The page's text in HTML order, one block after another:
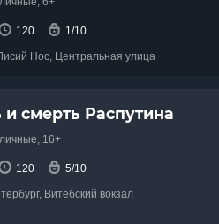
120 1/10
Нос, Центральная улица
смерть Распутина
16+
120 5/10
Витебский вокзал